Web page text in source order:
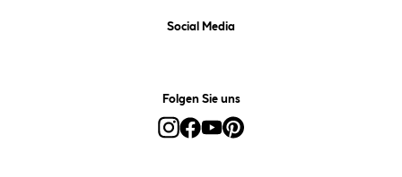
Social Media
Folgen Sie uns